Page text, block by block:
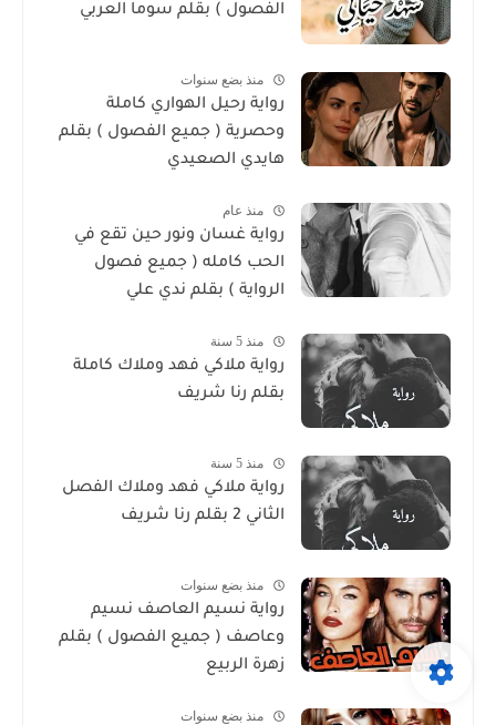
الفصول ) بقلم سوما العربي
منذ بضع سنوات
رواية رحيل الهواري كاملة
وحصرية ( جميع الفصول ) بقلم
هايدي الصعيدي
منذ عام
رواية غسان ونور حين تقع في
الحب كامله ( جميع فصول
الرواية ) بقلم ندي علي
منذ 5 سنة
رواية ملاكي فهد وملاك كاملة
بقلم رنا شريف
منذ 5 سنة
رواية ملاكي فهد وملاك الفصل
الثاني 2 بقلم رنا شريف
منذ بضع سنوات
رواية نسيم العاصف نسيم
وعاصف ( جميع الفصول ) بقلم
زهرة الربيع
منذ بضع سنوات